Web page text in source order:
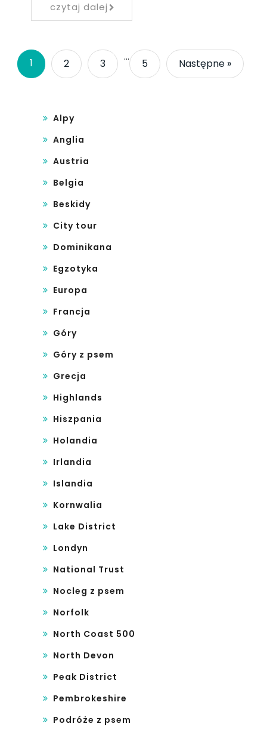
czytaj dalej
1 2 3
…
5 Następne »
Alpy
Anglia
Austria
Belgia
Beskidy
City tour
Dominikana
Egzotyka
Europa
Francja
Góry
Góry z psem
Grecja
Highlands
Hiszpania
Holandia
Irlandia
Islandia
Kornwalia
Lake District
Londyn
National Trust
Nocleg z psem
Norfolk
North Coast 500
North Devon
Peak District
Pembrokeshire
Podróże z psem